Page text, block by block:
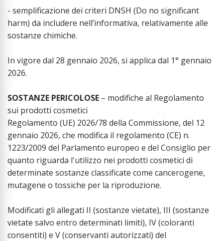
- semplificazione dei criteri DNSH (Do no significant
harm) da includere nell’informativa, relativamente alle
sostanze chimiche.
In vigore dal 28 gennaio 2026, si applica dal 1° gennaio
2026.
SOSTANZE PERICOLOSE – modifiche al Regolamento
sui prodotti cosmetici
Regolamento (UE) 2026/78 della Commissione, del 12
gennaio 2026, che modifica il regolamento (CE) n.
1223/2009 del Parlamento europeo e del Consiglio per
quanto riguarda l'utilizzo nei prodotti cosmetici di
determinate sostanze classificate come cancerogene,
mutagene o tossiche per la riproduzione.
Modificati gli allegati II (sostanze vietate), III (sostanze
vietate salvo entro determinati limiti), IV (coloranti
consentiti) e V (conservanti autorizzati) del